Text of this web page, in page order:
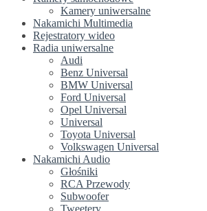
Kamery uniwersalne
Nakamichi Multimedia
Rejestratory wideo
Radia uniwersalne
Audi
Benz Universal
BMW Universal
Ford Universal
Opel Universal
Universal
Toyota Universal
Volkswagen Universal
Nakamichi Audio
Głośniki
RCA Przewody
Subwoofer
Tweetery